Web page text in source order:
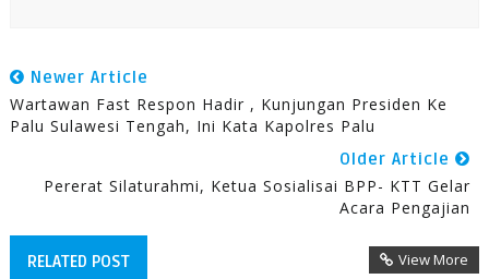
Newer Article
Wartawan Fast Respon Hadir , Kunjungan Presiden Ke
Palu Sulawesi Tengah, Ini Kata Kapolres Palu
Older Article
Pererat Silaturahmi, Ketua Sosialisai BPP- KTT Gelar
Acara Pengajian
RELATED POST View More